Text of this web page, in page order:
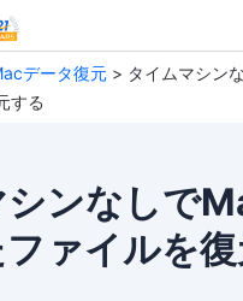
データ復元 > タイムマシン
する
ンなしで
ァイルを